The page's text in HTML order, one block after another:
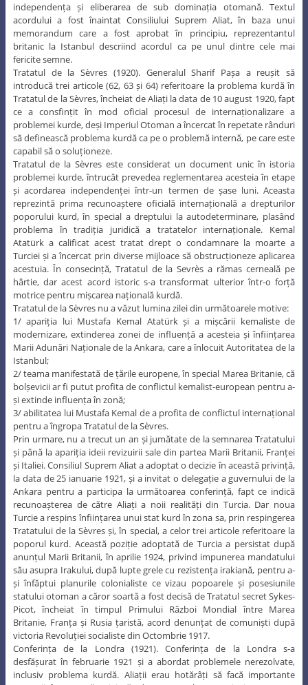
independența și eliberarea de sub dominația otomană. Textul
acordului a fost înaintat Consiliului Suprem Aliat, în baza unui
memorandum care a fost aprobat în principiu, reprezentantul
britanic la Istanbul descriind acordul ca pe unul dintre cele mai
fericite semne.
Tratatul de la Sèvres (1920). Generalul Sharif Pașa a reușit să
introducă trei articole (62, 63 și 64) referitoare la problema kurdă în
Tratatul de la Sèvres, încheiat de Aliați la data de 10 august 1920, fapt
ce a consfințit în mod oficial procesul de internaționalizare a
problemei kurde, deși Imperiul Otoman a încercat în repetate rânduri
să definească problema kurdă ca pe o problemă internă, pe care este
capabil să o soluționeze.
Tratatul de la Sèvres este considerat un document unic în istoria
problemei kurde, întrucât prevedea reglementarea acesteia în etape
și acordarea independenței într-un termen de șase luni. Aceasta
reprezintă prima recunoaștere oficială internațională a drepturilor
poporului kurd, în special a dreptului la autodeterminare, plasând
problema în tradiția juridică a tratatelor internaționale. Kemal
Atatürk a calificat acest tratat drept o condamnare la moarte a
Turciei și a încercat prin diverse mijloace să obstrucționeze aplicarea
acestuia. În consecință, Tratatul de la Sevrès a rămas cerneală pe
hârtie, dar acest acord istoric s-a transformat ulterior într-o forță
motrice pentru mișcarea națională kurdă.
Tratatul de la Sèvres nu a văzut lumina zilei din următoarele motive:
1/ apariția lui Mustafa Kemal Atatürk și a mișcării kemaliste de
modernizare, extinderea zonei de influență a acesteia și înființarea
Marii Adunări Naționale de la Ankara, care a înlocuit Autoritatea de la
Istanbul;
2/ teama manifestată de țările europene, în special Marea Britanie, că
bolșevicii ar fi putut profita de conflictul kemalist-european pentru a-
și extinde influența în zonă;
3/ abilitatea lui Mustafa Kemal de a profita de conflictul internațional
pentru a îngropa Tratatul de la Sèvres.
Prin urmare, nu a trecut un an și jumătate de la semnarea Tratatului
și până la apariția ideii revizuirii sale din partea Marii Britanii, Franței
și Italiei. Consiliul Suprem Aliat a adoptat o decizie în această privință,
la data de 25 ianuarie 1921, și a invitat o delegație a guvernului de la
Ankara pentru a participa la următoarea conferință, fapt ce indică
recunoașterea de către Aliați a noii realități din Turcia. Dar noua
Turcie a respins înființarea unui stat kurd în zona sa, prin respingerea
Tratatului de la Sèvres și, în special, a celor trei articole referitoare la
poporul kurd. Această poziție adoptată de Turcia a persistat după
anunțul Marii Britanii, în aprilie 1924, privind impunerea mandatului
său asupra Irakului, după lupte grele cu rezistența irakiană, pentru a-
și înfăptui planurile colonialiste ce vizau popoarele și posesiunile
statului otoman a căror soartă a fost decisă de Tratatul secret Sykes-
Picot, încheiat în timpul Primului Război Mondial între Marea
Britanie, Franța și Rusia țaristă, acord denunțat de comuniști după
victoria Revoluției socialiste din Octombrie 1917.
Conferința de la Londra (1921). Conferința de la Londra s-a
desfășurat în februarie 1921 și a abordat problemele nerezolvate,
inclusiv problema kurdă. Aliații erau hotărâți să facă importante